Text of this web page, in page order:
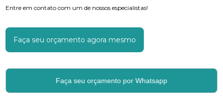
Entre em contato com um de nossos especialistas!
Faça seu orçamento agora mesmo
Faça seu orçamento por Whatsapp